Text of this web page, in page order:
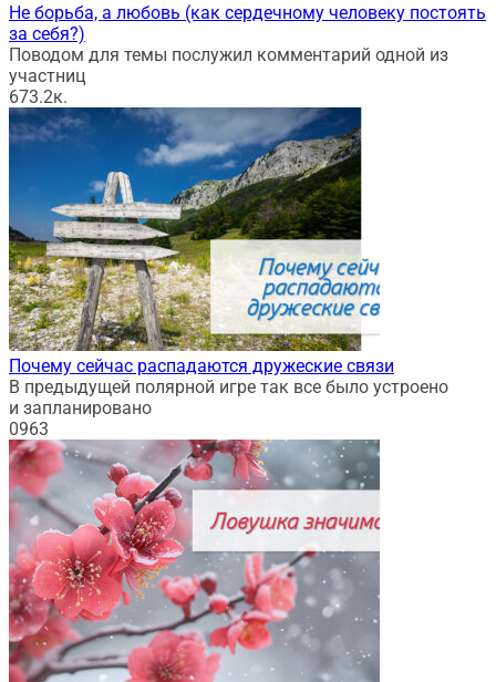
Не борьба, а любовь (как сердечному человеку постоять
за себя?)
Поводом для темы послужил комментарий одной из
участниц
673.2к.
Почему сейчас распадаются дружеские связи
В предыдущей полярной игре так все было устроено
и запланировано
0963